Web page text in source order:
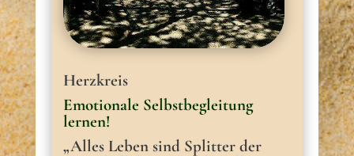
Herzkreis
Emotionale Selbstbegleitung
lernen!
„Alles Leben sind Splitter der